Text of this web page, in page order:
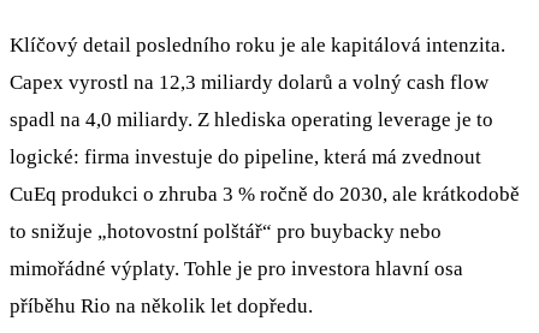
Klíčový detail posledního roku je ale kapitálová intenzita.
Capex vyrostl na 12,3 miliardy dolarů a volný cash flow
spadl na 4,0 miliardy. Z hlediska operating leverage je to
logické: firma investuje do pipeline, která má zvednout
CuEq produkci o zhruba 3 % ročně do 2030, ale krátkodobě
to snižuje „hotovostní polštář“ pro buybacky nebo
mimořádné výplaty. Tohle je pro investora hlavní osa
příběhu Rio na několik let dopředu.